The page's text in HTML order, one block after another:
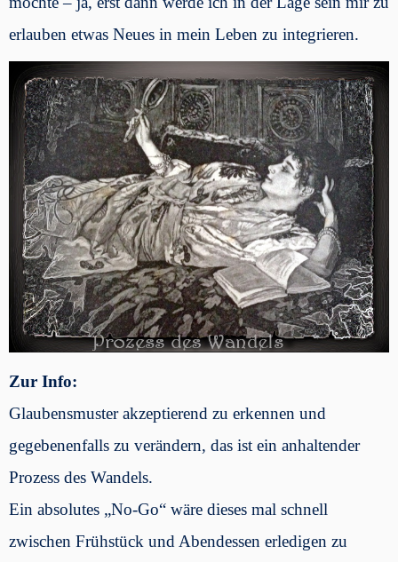
erlauben etwas Neues in mein Leben zu integrieren.
Zur Info:
Glaubensmuster akzeptierend zu erkennen und
gegebenenfalls zu verändern, das ist ein anhaltender
Prozess des Wandels.
Ein absolutes „No-Go“ wäre dieses mal schnell
zwischen Frühstück und Abendessen erledigen zu